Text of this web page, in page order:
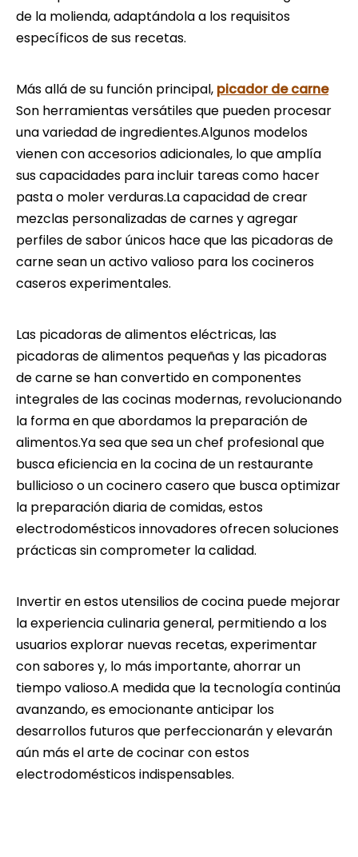
de la molienda, adaptándola a los requisitos
específicos de sus recetas.
Más allá de su función principal, picador de carne
Son herramientas versátiles que pueden procesar
una variedad de ingredientes.Algunos modelos
vienen con accesorios adicionales, lo que amplía
sus capacidades para incluir tareas como hacer
pasta o moler verduras.La capacidad de crear
mezclas personalizadas de carnes y agregar
perfiles de sabor únicos hace que las picadoras de
carne sean un activo valioso para los cocineros
caseros experimentales.
Las picadoras de alimentos eléctricas, las
picadoras de alimentos pequeñas y las picadoras
de carne se han convertido en componentes
integrales de las cocinas modernas, revolucionando
la forma en que abordamos la preparación de
alimentos.Ya sea que sea un chef profesional que
busca eficiencia en la cocina de un restaurante
bullicioso o un cocinero casero que busca optimizar
la preparación diaria de comidas, estos
electrodomésticos innovadores ofrecen soluciones
prácticas sin comprometer la calidad.
Invertir en estos utensilios de cocina puede mejorar
la experiencia culinaria general, permitiendo a los
usuarios explorar nuevas recetas, experimentar
con sabores y, lo más importante, ahorrar un
tiempo valioso.A medida que la tecnología continúa
avanzando, es emocionante anticipar los
desarrollos futuros que perfeccionarán y elevarán
aún más el arte de cocinar con estos
electrodomésticos indispensables.